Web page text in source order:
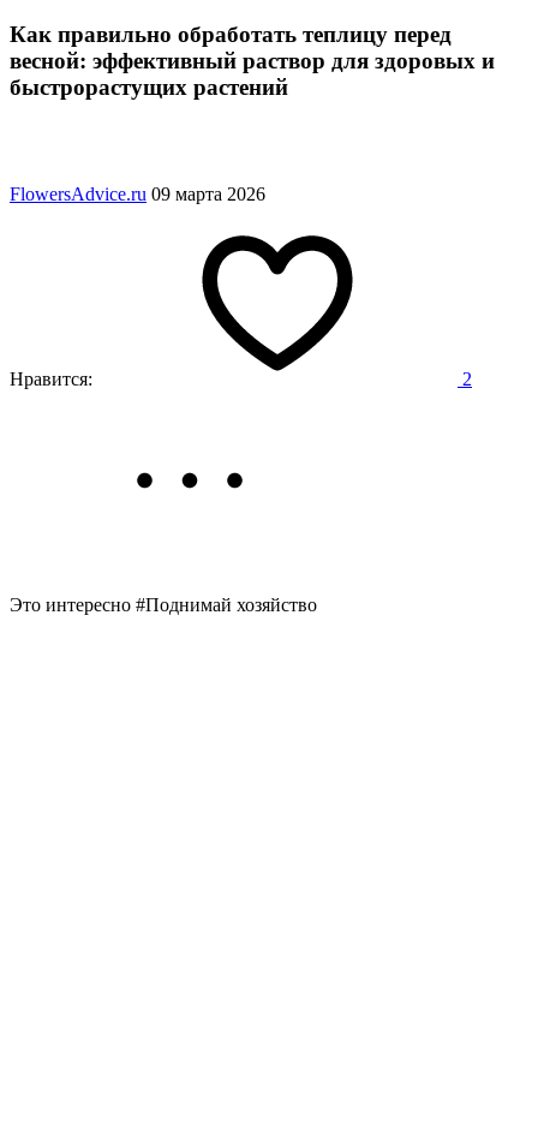
Как правильно обработать теплицу перед
весной: эффективный раствор для здоровых и
быстрорастущих растений
FlowersAdvice.ru 09 марта 2026
Нравится: 2
Это интересно #Поднимай хозяйство